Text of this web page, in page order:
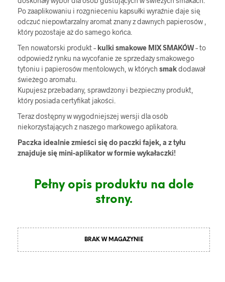
Po zaaplikowaniu i rozgnieceniu kapsułki wyraźnie daje się
odczuć niepowtarzalny aromat znany z dawnych papierosów ,
który pozostaje aż do samego końca.
Ten nowatorski produkt – kulki smakowe MIX SMAKÓW– to
odpowiedź rynku na wycofanie ze sprzedaży smakowego
tytoniu i papierosów mentolowych, w których smakdodawał
świeżego aromatu.
Kupujesz przebadany, sprawdzony i bezpieczny produkt,
który posiada certyfikat jakości.
Teraz dostępny w wygodniejszej wersji dla osób
niekorzystających z naszego markowego aplikatora.
Paczka idealnie zmieści się do paczki fajek, a z tyłu
znajduje się mini-aplikator w formie wykałaczki!
Pełny opis produktu na dole
strony.
BRAK W MAGAZYNIE